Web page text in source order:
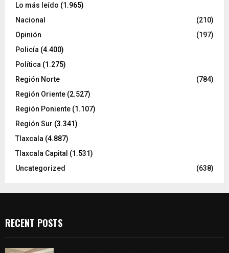
Lo más leído (1.965)
Nacional
(210)
Opinión
(197)
Policía (4.400)
Política (1.275)
Región Norte
(784)
Región Oriente (2.527)
Región Poniente (1.107)
Región Sur (3.341)
Tlaxcala (4.887)
Tlaxcala Capital (1.531)
Uncategorized
(638)
RECENT POSTS